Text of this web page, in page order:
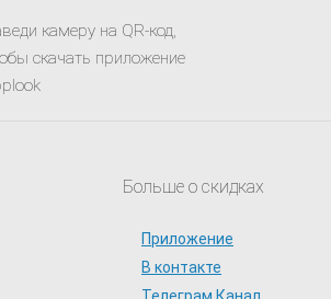
камеру на QR-код,
скачать приложение
Больше о скидках
Приложение
В контакте